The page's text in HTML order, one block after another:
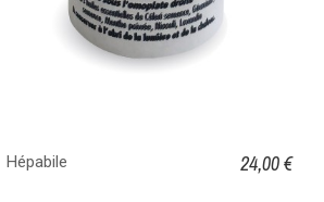
Hépabile 24,00 €